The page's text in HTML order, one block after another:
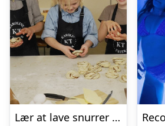
Lær at lave snurrer på familie-bagekursus hos Karoline Trier